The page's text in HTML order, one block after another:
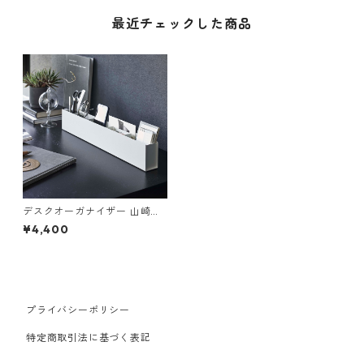
最近チェックした商品
デスクオーガナイザー 山崎実
業 tower タワー スリムデスク
オーガナイザー ホワイト
¥4,400
プライバシーポリシー
特定商取引法に基づく表記